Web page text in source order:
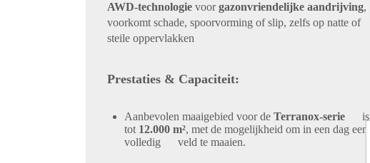
AWD-technologievoorgazonvriendelijke aandrijving,
voorkomt schade, spoorvorming of slip, zelfs op natte of
steile oppervlakken
Prestaties & Capaciteit:
Aanbevolen maaigebied voor de Terranox-serieis
tot 12.000 m², met de mogelijkheid om in een dag een
volledig veld te maaien.